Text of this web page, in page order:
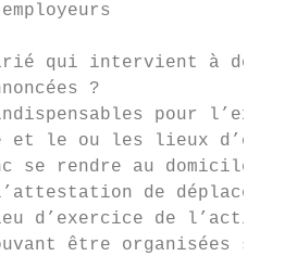
qui intervient à
?
pour
et le ou les lieux
se rendre au domicile
de
d’exercice de
être organisées